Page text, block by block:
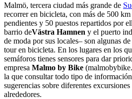
Malmö, tercera ciudad más grande de
recorrer en bicicleta, con más de 500
pendientes y 50 puestos repartidos por
barrio deVästra Hamnen y el puerto
de moda por sus locales– son algunas
tour en bicicleta. En los lugares en los
semáforos tienes sensores para dar
empresa Malmo by Bike
la que consultar todo tipo de
sugerencias sobre diferentes
alrededores.